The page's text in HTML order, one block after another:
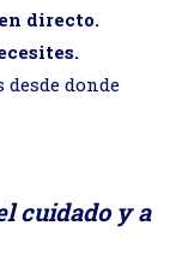
directo.
donde
cuidado y a